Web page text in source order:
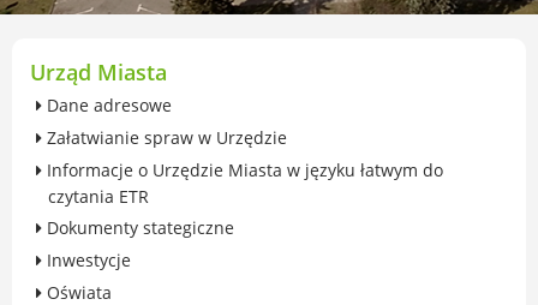
przekształceniowa
Ochrona środowiska
Edukacja ekologiczna
SZYKUJ SIĘ NA ZMIANY KLIMATU
Komunikacja miejska
Rolnictwo
Zwierzęta
Organizacje pozarządowe
Urząd Miasta
Dane adresowe
Załatwianie spraw w Urzędzie
Informacje o Urzędzie Miasta w języku łatwym do
czytania ETR
Dokumenty stategiczne
Inwestycje
Oświata